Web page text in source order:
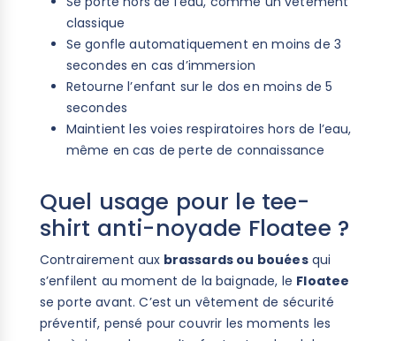
classique
Se gonfle automatiquement en moins de 3
secondes en cas d’immersion
Retourne l’enfant sur le dos en moins de 5
secondes
Maintient les voies respiratoires hors de l’eau,
même en cas de perte de connaissance
Quel usage pour le tee-
shirt anti-noyade Floatee ?
Contrairement aux brassards ou bouéesqui
s’enfilent au moment de la baignade, le Floatee
se porte avant. C’est un vêtement de sécurité
préventif, pensé pour couvrir les moments les